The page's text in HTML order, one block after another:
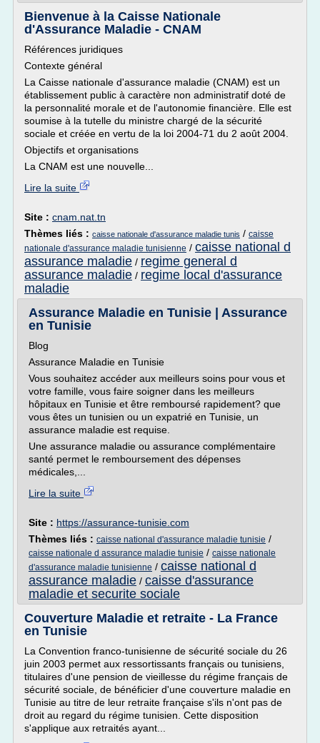
Bienvenue à la Caisse Nationale
d'Assurance Maladie - CNAM
Références juridiques
Contexte général
La Caisse nationale d'assurance maladie (CNAM) est un
établissement public à caractère non administratif doté de
la personnalité morale et de l'autonomie financière. Elle est
soumise à la tutelle du ministre chargé de la sécurité
sociale et créée en vertu de la loi 2004-71 du 2 août 2004.
Objectifs et organisations
La CNAM est une nouvelle...
Lire la suite
Site : cnam.nat.tn
Thèmes liés : caisse nationale d'assurance maladie tunis / caisse
nationale d'assurance maladie tunisienne / caisse national d
assurance maladie / regime general d
assurance maladie / regime local d'assurance
maladie
Assurance Maladie en Tunisie | Assurance
en Tunisie
Blog
Assurance Maladie en Tunisie
Vous souhaitez accéder aux meilleurs soins pour vous et
votre famille, vous faire soigner dans les meilleurs
hôpitaux en Tunisie et être remboursé rapidement? que
vous êtes un tunisien ou un expatrié en Tunisie, un
assurance maladie est requise.
Une assurance maladie ou assurance complémentaire
santé permet le remboursement des dépenses
médicales,...
Lire la suite
Site : https://assurance-tunisie.com
Thèmes liés : caisse national d'assurance maladie tunisie /
caisse nationale d assurance maladie tunisie / caisse nationale
d'assurance maladie tunisienne / caisse national d
assurance maladie / caisse d'assurance
maladie et securite sociale
Couverture Maladie et retraite - La France
en Tunisie
La Convention franco-tunisienne de sécurité sociale du 26
juin 2003 permet aux ressortissants français ou tunisiens,
titulaires d'une pension de vieillesse du régime français de
sécurité sociale, de bénéficier d'une couverture maladie en
Tunisie au titre de leur retraite française s'ils n'ont pas de
droit au regard du régime tunisien. Cette disposition
s'applique aux retraités ayant...